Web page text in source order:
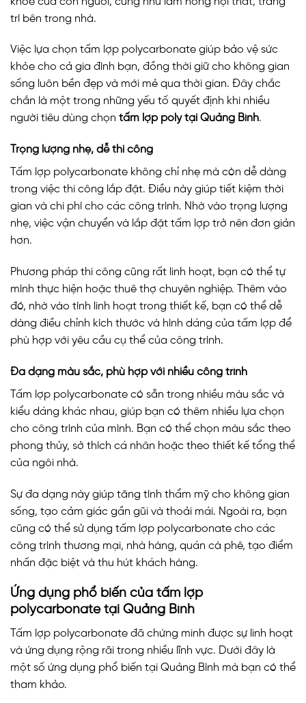
trí bên trong nhà.
Việc lựa chọn tấm lợp polycarbonate giúp bảo vệ sức
khỏe cho cả gia đình bạn, đồng thời giữ cho không gian
sống luôn bền đẹp và mới mẻ qua thời gian. Đây chắc
chắn là một trong những yếu tố quyết định khi nhiều
người tiêu dùng chọn tấm lợp poly tại Quảng Bình.
Trọng lượng nhẹ, dễ thi công
Tấm lợp polycarbonate không chỉ nhẹ mà còn dễ dàng
trong việc thi công lắp đặt. Điều này giúp tiết kiệm thời
gian và chi phí cho các công trình. Nhờ vào trọng lượng
nhẹ, việc vận chuyển và lắp đặt tấm lợp trở nên đơn giản
hơn.
Phương pháp thi công cũng rất linh hoạt, bạn có thể tự
mình thực hiện hoặc thuê thợ chuyên nghiệp. Thêm vào
đó, nhờ vào tính linh hoạt trong thiết kế, bạn có thể dễ
dàng điều chỉnh kích thước và hình dáng của tấm lợp để
phù hợp với yêu cầu cụ thể của công trình.
Đa dạng màu sắc, phù hợp với nhiều công trình
Tấm lợp polycarbonate có sẵn trong nhiều màu sắc và
kiểu dáng khác nhau, giúp bạn có thêm nhiều lựa chọn
cho công trình của mình. Bạn có thể chọn màu sắc theo
phong thủy, sở thích cá nhân hoặc theo thiết kế tổng thể
của ngôi nhà.
Sự đa dạng này giúp tăng tính thẩm mỹ cho không gian
sống, tạo cảm giác gần gũi và thoải mái. Ngoài ra, bạn
cũng có thể sử dụng tấm lợp polycarbonate cho các
công trình thương mại, nhà hàng, quán cà phê, tạo điểm
nhấn đặc biệt và thu hút khách hàng.
Ứng dụng phổ biến của tấm lợp
polycarbonate tại Quảng Bình
Tấm lợp polycarbonate đã chứng minh được sự linh hoạt
và ứng dụng rộng rãi trong nhiều lĩnh vực. Dưới đây là
một số ứng dụng phổ biến tại Quảng Bình mà bạn có thể
tham khảo.